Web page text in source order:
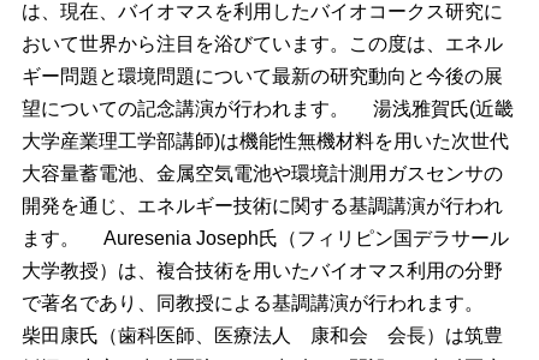
は、現在、バイオマスを利用したバイオコークス研究に
おいて世界から注目を浴びています。この度は、エネル
ギー問題と環境問題について最新の研究動向と今後の展
望についての記念講演が行われます。
湯浅雅賀氏(近畿
大学産業理工学部講師)は機能性無機材料を用いた次世代
大容量蓄電池、金属空気電池や環境計測用ガスセンサの
開発を通じ、エネルギー技術に関する基調講演が行われ
ます。
Auresenia Joseph氏（フィリピン国デラサール
大学教授）は、複合技術を用いたバイオマス利用の分野
で著名であり、同教授による基調講演が行われます。
柴田康氏（歯科医師、医療法人 康和会 会長）は筑豊